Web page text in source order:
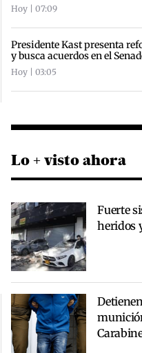
Hoy | 07:09
Presidente Kast presenta
y busca acuerdos en el
Hoy | 03:05
Lo + visto ahora
Fuerte
heridos